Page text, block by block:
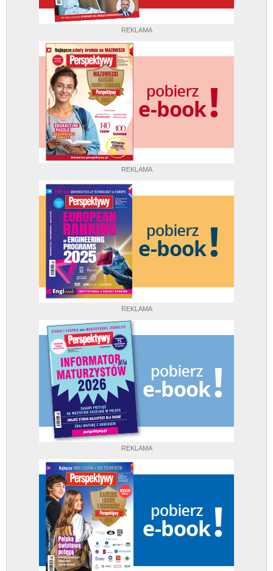
REKLAMA
REKLAMA
REKLAMA
REKLAMA